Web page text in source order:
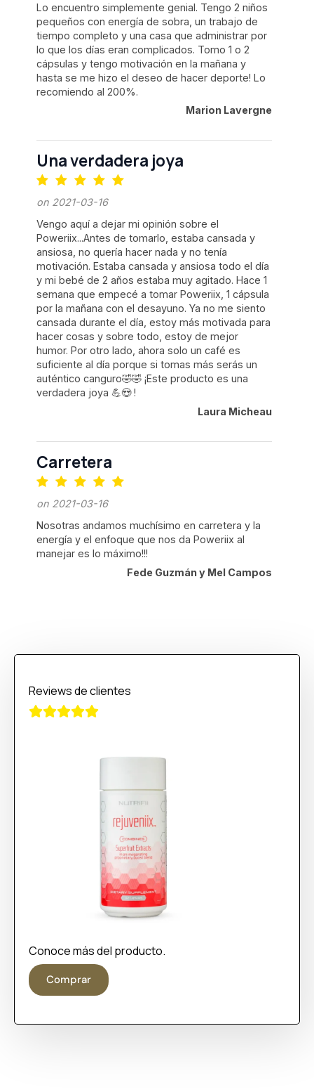
Reviews de clientes
Conoce más del producto.
Comprar
Lo encuentro simplemente genial. Tengo 2 niños
pequeños con energía de sobra, un trabajo de
tiempo completo y una casa que administrar por
lo que los días eran complicados. Tomo 1 o 2
cápsulas y tengo motivación en la mañana y
hasta se me hizo el deseo de hacer deporte! Lo
recomiendo al 200%.
Marion Lavergne
Una verdadera joya
on 2021-03-16
Vengo aquí a dejar mi opinión sobre el
Poweriix...Antes de tomarlo, estaba cansada y
ansiosa, no quería hacer nada y no tenía
motivación. Estaba cansada y ansiosa todo el día
y mi bebé de 2 años estaba muy agitado. Hace 1
semana que empecé a tomar Poweriix, 1 cápsula
por la mañana con el desayuno. Ya no me siento
cansada durante el día, estoy más motivada para
hacer cosas y sobre todo, estoy de mejor
humor. Por otro lado, ahora solo un café es
suficiente al día porque si tomas más serás un
auténtico canguro🤣🤣 ¡Este producto es una
verdadera joya 💪😍 !
Laura Micheau
Carretera
on 2021-03-16
Nosotras andamos muchísimo en carretera y la
energía y el enfoque que nos da Poweriix al
manejar es lo máximo!!!
Fede Guzmán y Mel Campos